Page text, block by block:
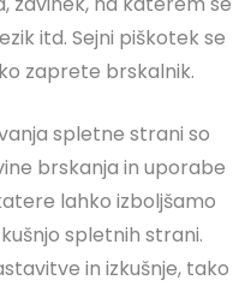
itd. Sejni piškotek se
zaprete brskalnik.
spletne strani so
brskanja in uporabe
lahko izboljšamo
spletnih strani.
in izkušnje, tako